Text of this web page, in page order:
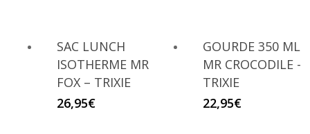
SAC LUNCH
ISOTHERME MR
FOX – TRIXIE
26,95€
GOURDE 350 ML
MR CROCODILE -
TRIXIE
22,95€